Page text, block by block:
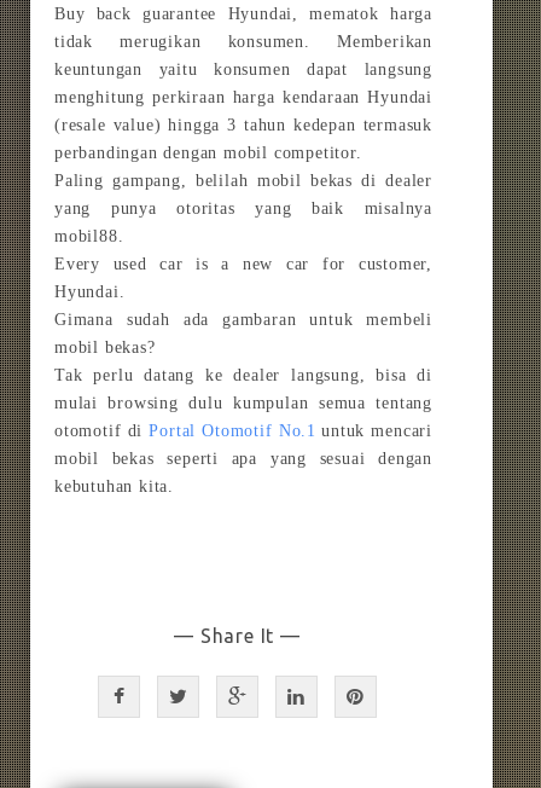
Buy back guarantee Hyundai, mematok harga
tidak merugikan konsumen. Memberikan
keuntungan yaitu konsumen dapat langsung
menghitung perkiraan harga kendaraan Hyundai
(resale value) hingga 3 tahun kedepan termasuk
perbandingan dengan mobil competitor.
Paling gampang, belilah mobil bekas di dealer
yang punya otoritas yang baik misalnya
mobil88.
Every used car is a new car for customer,
Hyundai.
Gimana sudah ada gambaran untuk membeli
mobil bekas?
Tak perlu datang ke dealer langsung, bisa di
mulai browsing dulukumpulan semua tentang
otomotif diPortal Otomotif No.1 untuk mencari
mobil bekas seperti apa yang sesuai dengan
kebutuhan kita.
— Share It —